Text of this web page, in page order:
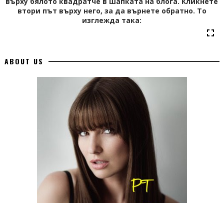
втори път върху него, за да върнете обратно. То
изглежда така:
ABOUT US